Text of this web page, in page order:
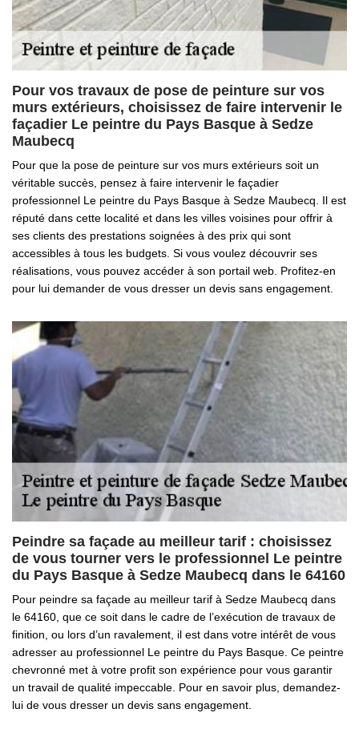
Pour vos travaux de pose de peinture sur vos
murs extérieurs, choisissez de faire intervenir le
façadier Le peintre du Pays Basque à Sedze
Maubecq
Pour que la pose de peinture sur vos murs extérieurs soit un
véritable succès, pensez à faire intervenir le façadier
professionnel Le peintre du Pays Basque à Sedze Maubecq. Il est
réputé dans cette localité et dans les villes voisines pour offrir à
ses clients des prestations soignées à des prix qui sont
accessibles à tous les budgets. Si vous voulez découvrir ses
réalisations, vous pouvez accéder à son portail web. Profitez-en
pour lui demander de vous dresser un devis sans engagement.
Peindre sa façade au meilleur tarif : choisissez
de vous tourner vers le professionnel Le peintre
du Pays Basque à Sedze Maubecq dans le 64160
Pour peindre sa façade au meilleur tarif à Sedze Maubecq dans
le 64160, que ce soit dans le cadre de l’exécution de travaux de
finition, ou lors d’un ravalement, il est dans votre intérêt de vous
adresser au professionnel Le peintre du Pays Basque. Ce peintre
chevronné met à votre profit son expérience pour vous garantir
un travail de qualité impeccable. Pour en savoir plus, demandez-
lui de vous dresser un devis sans engagement.